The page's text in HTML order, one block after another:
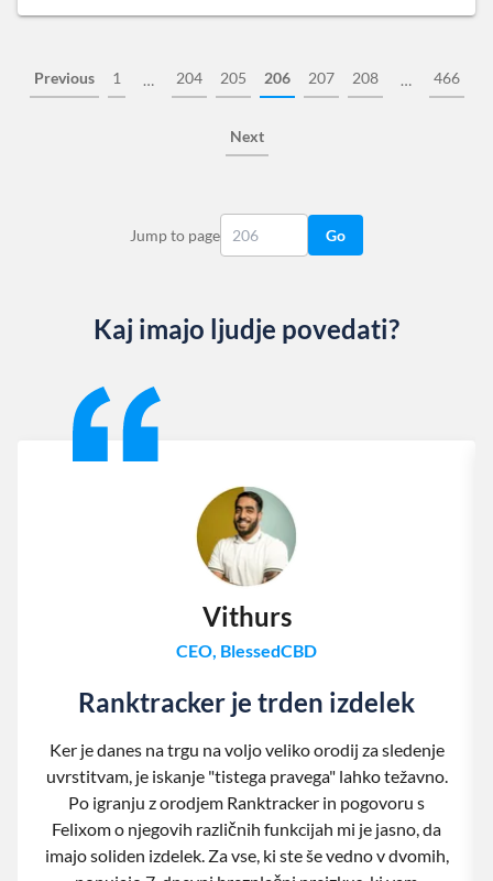
Previous 1 … 204 205 206 207 208 … 466
Next
Jump to page Go
Kaj imajo ljudje povedati?
Vithurs
CEO, BlessedCBD
Ranktracker je trden izdelek
Ker je danes na trgu na voljo veliko orodij za sledenje
uvrstitvam, je iskanje "tistega pravega" lahko težavno.
Po igranju z orodjem Ranktracker in pogovoru s
Felixom o njegovih različnih funkcijah mi je jasno, da
imajo soliden izdelek. Za vse, ki ste še vedno v dvomih,